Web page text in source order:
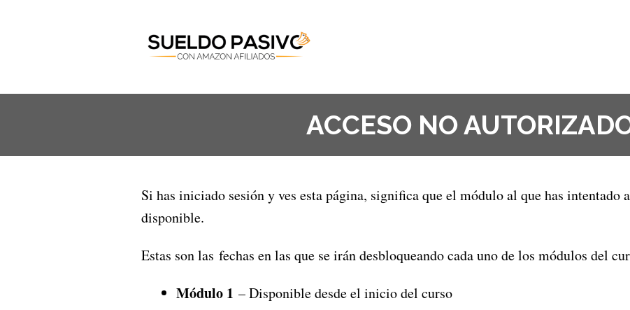
ACCESO NO
Si has iniciado sesión y ves esta página, significa que el módulo al que has intentado
disponible.
Estas son las fechas en las que se irán desbloqueando cada uno de los módulos del
Módulo 1 – Disponible desde el inicio del curso